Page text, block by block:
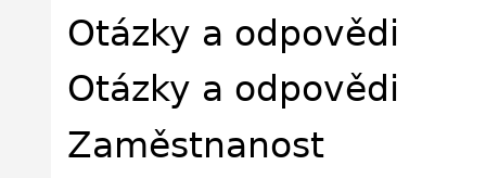
Otázky a odpovědi
Otázky a odpovědi
Zaměstnanost